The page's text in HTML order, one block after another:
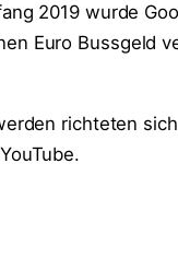
2019 wurde
Euro Bussgeld
richteten